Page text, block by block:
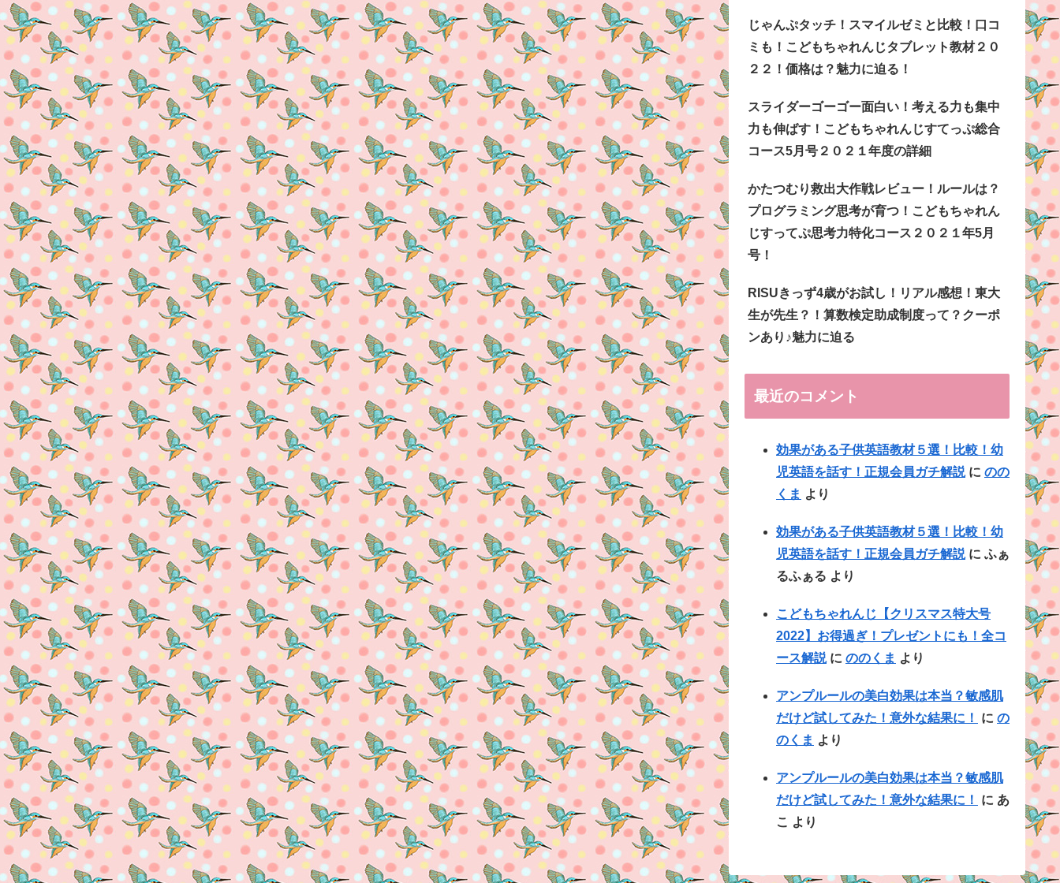
じゃんぷタッチ！スマイルゼミと比較！口コ
ミも！こどもちゃれんじタブレット教材２０
２２！価格は？魅力に迫る！
スライダーゴーゴー面白い！考える力も集中
力も伸ばす！こどもちゃれんじすてっぷ総合
コース5月号２０２１年度の詳細
かたつむり救出大作戦レビュー！ルールは？
プログラミング思考が育つ！こどもちゃれん
じすってぷ思考力特化コース２０２１年5月
号！
RISUきっず4歳がお試し！リアル感想！東大
生が先生？！算数検定助成制度って？クーポ
ンあり♪魅力に迫る
最近のコメント
効果がある子供英語教材５選！比較！幼
児英語を話す！正規会員ガチ解説に のの
くま より
効果がある子供英語教材５選！比較！幼
児英語を話す！正規会員ガチ解説に ふぁ
るふぁる より
こどもちゃれんじ【クリスマス特大号
2022】お得過ぎ！プレゼントにも！全コ
ース解説に ののくま より
アンプルールの美白効果は本当？敏感肌
だけど試してみた！意外な結果に！
に の
のくま より
アンプルールの美白効果は本当？敏感肌
だけど試してみた！意外な結果に！
に あ
こ より